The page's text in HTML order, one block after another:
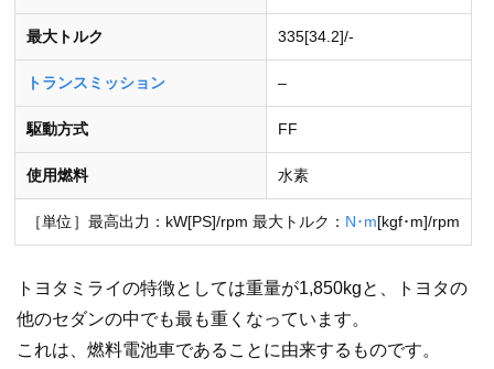
最大トルク 335[34.2]/-
トランスミッション –
駆動方式 FF
使用燃料 水素
［単位］最高出力：kW[PS]/rpm 最大トルク： N･m[kgf･m]/rpm
トヨタミライの特徴としては重量が1,850kgと、トヨタの
他のセダンの中でも最も重くなっています。
これは、燃料電池車であることに由来するものです。